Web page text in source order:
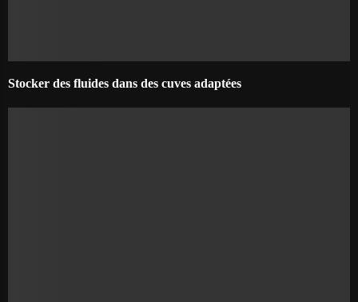
Stocker des fluides dans des cuves adaptées